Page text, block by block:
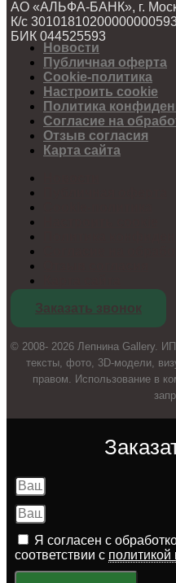
АО «АЛЬФА-БАНК», г.
К/с
БИК 044525593
Новости
Публичная оферта
Cookie-политика
Настроить cookie
Политика
Согласие на
Отзыв согласия
Карта сайта
Заказать звонок
© 2008- 2026 Лепнина Gallery.
тексты, фото, 3D-модели,
правом. Использование в
Я согласен с
соответствии с